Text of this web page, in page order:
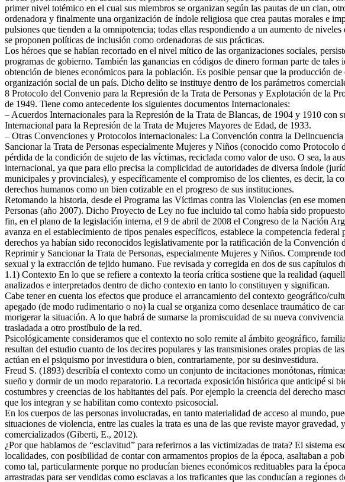
primer nivel totémico en el cual sus miembros se organizan según las pautas de un clan,
ordenadora y finalmente una organización de índole religiosa que crea pautas morales e
pulsiones que tienden a la omnipotencia; todas ellas respondiendo a un aumento de
se proponen políticas de inclusión como ordenadoras de sus prácticas.
Los héroes que se habían recortado en el nivel mítico de las organizaciones sociales,
programas de gobierno. También las ganancias en códigos de dinero forman parte de
obtención de bienes económicos para la población. Es posible pensar que la producción
organización social de un país. Dicho delito se instituye dentro de los parámetros
8 Protocolo del Convenio para la Represión de la Trata de Personas y Explotación de la
de 1949. Tiene como antecedente los siguientes documentos Internacionales:
– Acuerdos Internacionales para la Represión de la Trata de Blancas, de 1904 y 1910
Internacional para la Represión de la Trata de Mujeres Mayores de Edad, de 1933.
– Otras Convenciones y Protocolos internacionales: La Convención contra la
Sancionar la Trata de Personas especialmente Mujeres y Niños (conocido como Protocolo
pérdida de la condición de sujeto de las víctimas, reciclada como valor de uso. O sea, la
internacional, ya que para ello precisa la complicidad de autoridades de diversa índole
municipales y provinciales), y específicamente el compromiso de los clientes, es decir, la
derechos humanos como un bien cotizable en el progreso de sus instituciones.
Retomando la historia, desde el Programa las Víctimas contra las Violencias (en ese
Personas (año 2007). Dicho Proyecto de Ley no fue incluido tal como había sido
fin, en el plano de la legislación interna, el 9 de abril de 2008 el Congreso de la Nación
avanza en el establecimiento de tipos penales específicos, establece la competencia
derechos ya habían sido reconocidos legislativamente por la ratificación de la
Reprimir y Sancionar la Trata de Personas, especialmente Mujeres y Niños. Comprende
sexual y la extracción de tejido humano. Fue revisada y corregida en dos de sus capítulos
1.1) Contexto En lo que se refiere a contexto la teoría crítica sostiene que la realidad
analizados e interpretados dentro de dicho contexto en tanto lo constituyen y significan.
Cabe tener en cuenta los efectos que produce el arrancamiento del contexto geográfico/
apegado (de modo rudimentario o no) la cual se organiza como desenlace traumático de
morigerar la situación. A lo que habrá de sumarse la promiscuidad de su nueva
trasladada a otro prostíbulo de la red.
Psicológicamente consideramos que el contexto no solo remite al ámbito geográfico,
resultan del estudio cuanto de los decires populares y las transmisiones orales propias de
actúan en el psiquismo por investidura o bien, contrariamente, por su desinvestidura.
Freud S. (1893) describía el contexto como un conjunto de incitaciones monótonas,
sueño y dormir de un modo reparatorio. La recortada exposición histórica que anticipé si
costumbres y creencias de los habitantes del país. Por ejemplo la creencia del derecho
que los integran y se habilitan como contexto psicosocial.
En los cuerpos de las personas involucradas, en tanto materialidad de acceso al mundo,
situaciones de violencia, entre las cuales la trata es una de las que reviste mayor
comercializados (Giberti, E., 2012).
¿Por que hablamos de “esclavitud” para referirnos a las victimizadas de trata? El sistema
localidades, con posibilidad de contar con armamentos propios de la época, asaltaban a
como tal, particularmente porque no producían bienes económicos redituables para la
arrastradas para ser vendidas como esclavas a los traficantes que las conducían a